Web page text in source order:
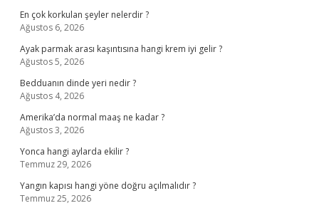
En çok korkulan şeyler nelerdir ?
Ağustos 6, 2026
Ayak parmak arası kaşıntısına hangi krem iyi gelir ?
Ağustos 5, 2026
Bedduanın dinde yeri nedir ?
Ağustos 4, 2026
Amerika’da normal maaş ne kadar ?
Ağustos 3, 2026
Yonca hangi aylarda ekilir ?
Temmuz 29, 2026
Yangın kapısı hangi yöne doğru açılmalıdır ?
Temmuz 25, 2026